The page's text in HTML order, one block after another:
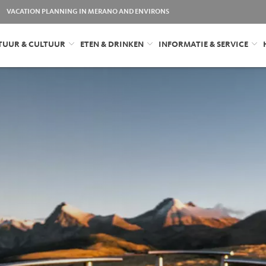
VACATION PLANNING IN MERANO AND ENVIRONS
& CULTUUR ETEN & DRINKEN INFORMATIE & SERVICE